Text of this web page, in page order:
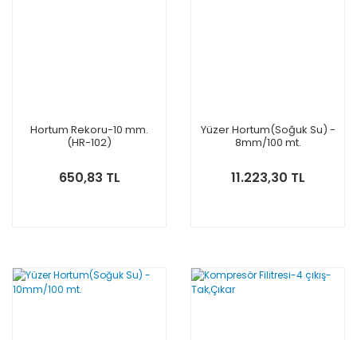
Hortum Rekoru-10 mm.
(HR-102)
650,83 TL
Yüzer Hortum(Soğuk Su) -
8mm/100 mt.
11.223,30 TL